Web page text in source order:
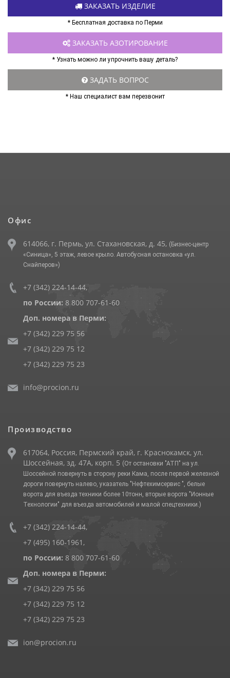
ЗАКАЗАТЬ ИЗДЕЛИЕ
* Бесплатная доставка по Перми
ЗАКАЗАТЬ АЗОТИРОВАНИЕ
* Узнать можно ли упрочнить вашу деталь?
ЗАДАТЬ ВОПРОС
* Наш специалист вам перезвонит
Офис
614066, г. Пермь, ул. Стахановская, д. 45, (Бизнес-центр
«Синица», 5 этаж, левое крыло. Автобусная остановка «ул.
Снайперов»)
+7 (342) 224-14-44,
по России: 8 800 707-61-60
Доп. номера в Перми:
+7 (342) 229 75 56
+7 (342) 229 75 12
+7 (342) 229 75 23
info@procion.ru
Производство
617064, Россия, Пермский край, г. Краснокамск, ул.
Шоссейная, зд. 47А, корп. 5 (От остановки "АТП" на ул.
Шоссейной повернуть в сторону реки Кама, после первой железной
дороги повернуть налево, указатель "Нефтехимсервис ", белые
ворота для въезда техники более 10тонн, вторые ворота "Ионные
Технологии" для въезда автомобилей и малой спецтехники.)
+7 (342) 224-14-44,
+7 (495) 160-1961 ,
по России: 8 800 707-61-60
Доп. номера в Перми:
+7 (342) 229 75 56
+7 (342) 229 75 12
+7 (342) 229 75 23
ion@procion.ru